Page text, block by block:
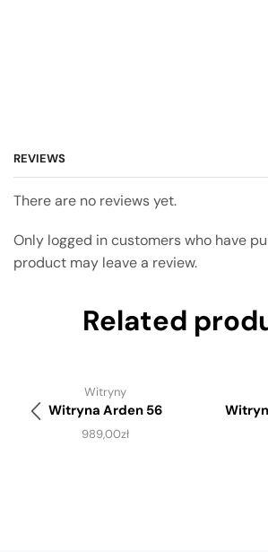
REVIEWS
There are no reviews yet.
Only logged in customers who have
product may leave a review.
Related
Witryny
Witryna Arden 56
989,00zł